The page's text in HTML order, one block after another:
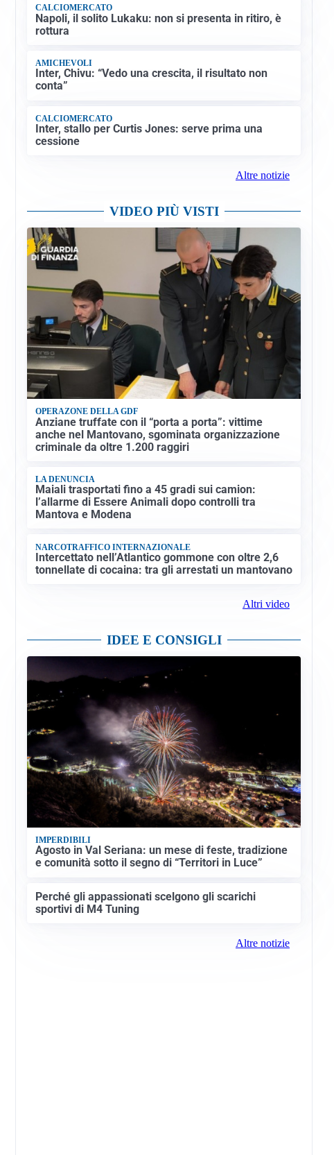
CALCIOMERCATO
Napoli, il solito Lukaku: non si presenta in ritiro, è
rottura
AMICHEVOLI
Inter, Chivu: “Vedo una crescita, il risultato non
conta”
CALCIOMERCATO
Inter, stallo per Curtis Jones: serve prima una
cessione
Altre notizie
VIDEO PIÙ VISTI
OPERAZONE DELLA GDF
Anziane truffate con il “porta a porta”: vittime
anche nel Mantovano, sgominata organizzazione
criminale da oltre 1.200 raggiri
LA DENUNCIA
Maiali trasportati fino a 45 gradi sui camion:
l’allarme di Essere Animali dopo controlli tra
Mantova e Modena
NARCOTRAFFICO INTERNAZIONALE
Intercettato nell’Atlantico gommone con oltre 2,6
tonnellate di cocaina: tra gli arrestati un mantovano
Altri video
IDEE E CONSIGLI
IMPERDIBILI
Agosto in Val Seriana: un mese di feste, tradizione
e comunità sotto il segno di “Territori in Luce”
Perché gli appassionati scelgono gli scarichi
sportivi di M4 Tuning
Altre notizie